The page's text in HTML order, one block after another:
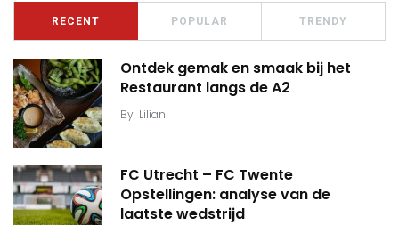
RECENT POPULAR TRENDY
Ontdek gemak en smaak bij het
Restaurant langs de A2
By Lilian
FC Utrecht – FC Twente
Opstellingen: analyse van de
laatste wedstrijd